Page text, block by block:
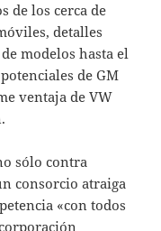
de los cerca de
detalles
modelos hasta el
de GM
ventaja de VW
sólo contra
consorcio atraiga
«con todos